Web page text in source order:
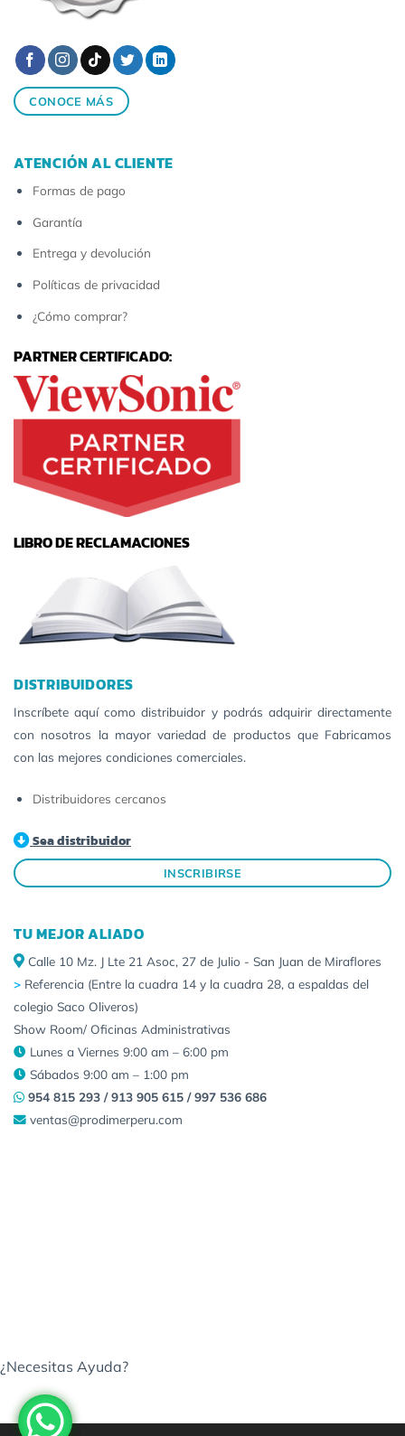
CONOCE MÁS
ATENCIÓN AL CLIENTE
Formas de pago
Garantía
Entrega y devolución
Políticas de privacidad
¿Cómo comprar?
PARTNER CERTIFICADO:
LIBRO DE RECLAMACIONES
DISTRIBUIDORES
Inscríbete aquí como distribuidor y podrás adquirir directamente
con nosotros la mayor variedad de productos que Fabricamos
con las mejores condiciones comerciales.
Distribuidores cercanos
Sea distribuidor
INSCRIBIRSE
TU MEJOR ALIADO
Calle 10 Mz. J Lte 21 Asoc, 27 de Julio - San Juan de Miraflores
> Referencia (Entre la cuadra 14 y la cuadra 28, a espaldas del
colegio Saco Oliveros)
Show Room/ Oficinas Administrativas
Lunes a Viernes 9:00 am – 6:00 pm
Sábados 9:00 am – 1:00 pm
954 815 293 / 913 905 615 / 997 536 686
ventas@prodimerperu.com
¿Necesitas Ayuda?